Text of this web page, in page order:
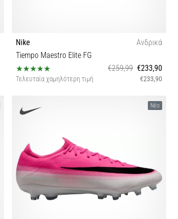
Nike
Ανδρικά
Tiempo Maestro Elite FG
€259,99 €233,90
Τελευταία χαμηλότερη τιμή €233,90
Νέο